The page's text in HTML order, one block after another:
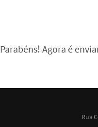
Parabéns! Agora é
Rua